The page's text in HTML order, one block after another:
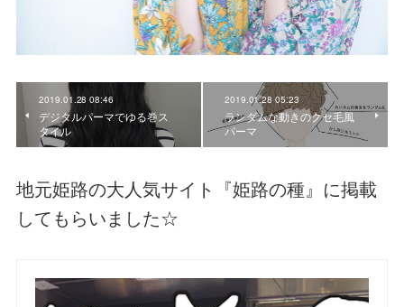
2019.01.28 08:46
デジタルパーマでゆる巻ス
タイル
2019.01.28 05:23
ランダムな動きのクセ毛風
パーマ
地元姫路の大人気サイト『姫路の種』に掲載
してもらいました☆